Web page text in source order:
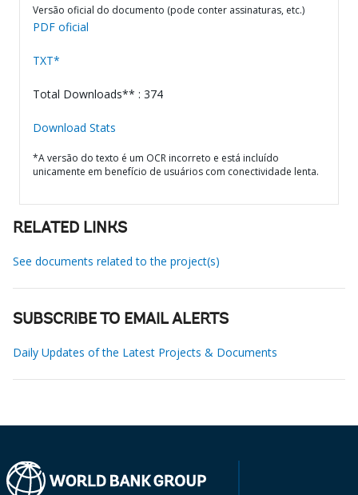
Versão oficial do documento (pode conter assinaturas, etc.)
PDF oficial
TXT*
Total Downloads** : 374
Download Stats
*A versão do texto é um OCR incorreto e está incluído
unicamente em benefício de usuários com conectividade lenta.
RELATED LINKS
See documents related to the project(s)
SUBSCRIBE TO EMAIL ALERTS
Daily Updates of the Latest Projects & Documents